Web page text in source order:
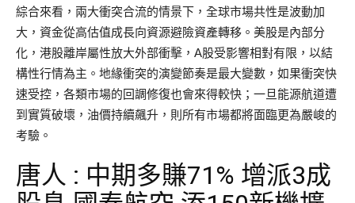
綜合來看，兩大衝突合流的情景下，全球市場共性是波動加
大，資金從高估值成長向資源避險資產轉移。美股是內部分
化，港股離岸屬性放大外部衝擊，A股受影響相對有限，以結
構性行情為主。地緣衝突的演變節奏是最大變數，如果衝突快
速受控，各類市場的回調修復也會來得較快；一旦能源航道遭
到實質破壞，油價持續飆升，則所有市場都將面臨更為嚴峻的
考驗。
唐人 : 中期多賺71% 增派3成